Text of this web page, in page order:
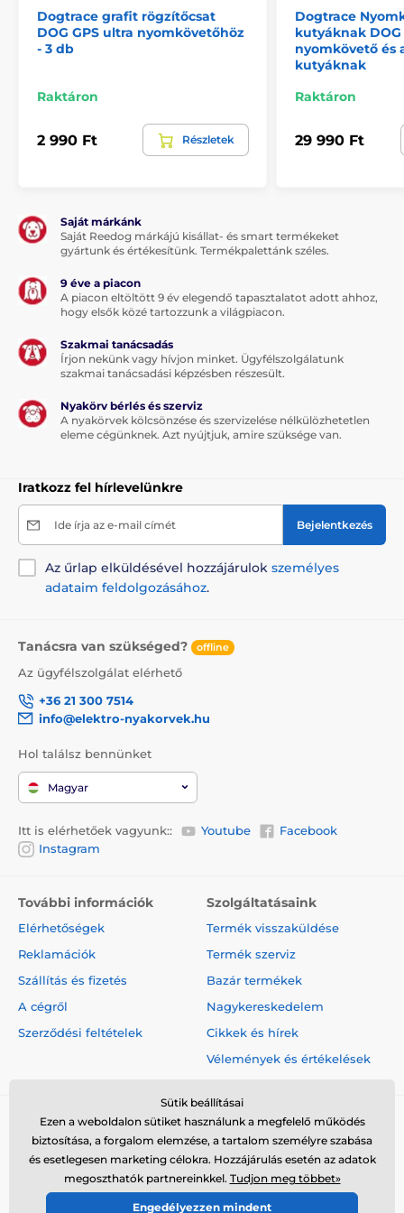
Előnyök
hámon vagy akár hátizsákon is
Rugalmas és tartós anyag – jól tart és nem
Gyors és egyszerű felhelyezés szerszámok nélkül
Univerzális használat (kb. 4 cm-es pántszélességig)
A csomag tartalma
3 db piros rögzítőcsat DOG GPS ultra
nyomkövetőhöz
változhatnak. A képek csak illusztrációk.
Tartozékok GPS nyakörvekhez
Tartalék alkatrész
Dogtrace grafit rögzítőcsat
DOG GPS ultra nyomkövetőhöz
- 3 db
Raktáron
2 990 Ft Részletek
Dogtrace
kutyáknak DOG
nyomkövető és
kutyáknak
Raktáron
29 990 Ft
Saját márkánk
Saját Reedog márkájú kisállat- és smart termékeket
gyártunk és értékesítünk. Termékpalettánk széles.
9 éve a piacon
A piacon eltöltött 9 év elegendő tapasztalatot adott ahhoz,
hogy elsők közé tartozzunk a világpiacon.
Szakmai tanácsadás
Írjon nekünk vagy hívjon minket. Ügyfélszolgálatunk
szakmai tanácsadási képzésben részesült.
Nyakörv bérlés és szerviz
A nyakörvek kölcsönzése és szervizelése nélkülözhetetlen
eleme cégünknek. Azt nyújtjuk, amire szüksége van.
Iratkozz fel hírlevelünkre
Ide írja az e-mail címét Bejelentkezés
Az űrlap elküldésével hozzájárulok személyes
adataim feldolgozásához.
Tanácsra van szükséged? offline
Az ügyfélszolgálat elérhető
+36 21 300 7514
info@elektro-nyakorvek.hu
Hol találsz bennünket
Magyar
Itt is elérhetőek vagyunk:: Youtube
Facebook
Instagram
További információk
Elérhetőségek
Reklamációk
Szállítás és fizetés
A cégről
Szerződési feltételek
Szolgáltatásaink
Termék visszaküldése
Termék szerviz
Bazár termékek
Nagykereskedelem
Cikkek és hírek
Vélemények és értékelések
© 2026 www.elektro-nyakorvek.hu ⦁ Webshop szolgáltatónk a
SIMPLIA.cz
Sütik beállításai
Ezen a weboldalon sütiket használunk a megfelelő működés
biztosítása, a forgalom elemzése, a tartalom személyre szabása
és esetlegesen marketing célokra. Hozzájárulás esetén az adatok
megoszthatók partnereinkkel. Tudjon meg többet»
Engedélyezzen mindent